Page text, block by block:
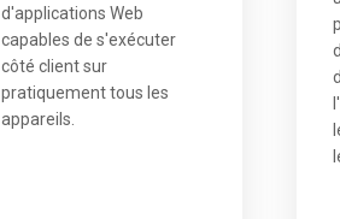
d'applications Web
capables de s'exécuter
côté client sur
pratiquement tous les
appareils.